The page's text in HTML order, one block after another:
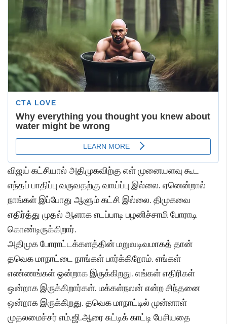
விஜய் கட்சியால் அதிமுகவிற்கு எள் முனையளவு கூட
எந்தப் பாதிப்பு வருவதற்கு வாய்ப்பு இல்லை. ஏனென்றால்
நாங்கள் இப்போது ஆளும் கட்சி இல்லை. திமுகவை
எதிர்த்து முதல் ஆளாக எடப்பாடி பழனிச்சாமி போராடி
கொண்டிருக்கிறார்.
அதிமுக போராட்டக்களத்தின் மறுவடிவமாகத் தான்
தவெக மாநாட்டை நாங்கள் பார்க்கிறோம். எங்கள்
எண்ணங்கள் ஒன்றாக இருக்கிறது. எங்கள் எதிரிகள்
ஒன்றாக இருக்கிறார்கள். மக்கள்நலன் என்ற சிந்தனை
ஒன்றாக இருக்கிறது. தவெக மாநாட்டில் முன்னாள்
முதலமைச்சர் எம்.ஜி.ஆரை சுட்டிக் காட்டி பேசியதை